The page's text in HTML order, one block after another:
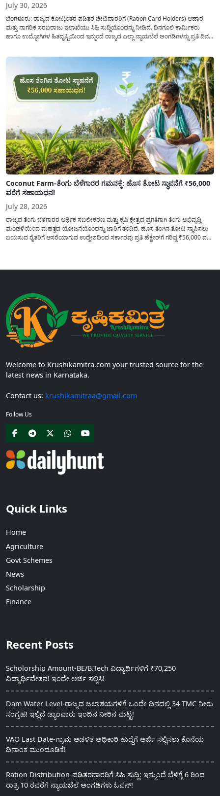
July 30, 2026
ಬೆಂಗಳೂರು: ರಾಜ್ಯದ ಕೋಟ್ಯಂತರ ಪಡಿತರ ಚೀಟಿದಾರರಿಗೆ (Ration Card Holders) ಆಹಾರ
ಮತ್ತು ನಾಗರಿಕ ಸರಬರಾಜು ಇಲಾಖೆಯು ಸಿಹಿ ಸುದ್ದಿಯೊಂದನ್ನು ನೀಡಿದೆ. ದಿನಗೂಲಿ ಕಾರ್ಮಿಕರು
ಹಾಗೂ ಉದ್ಯೋಗಿಗಳ ಹಿತದೃಷ್ಟಿಯಿಂದ ಇನ್ಮುಂದೆ ರಾಜ್ಯದ ಎಲ್ಲಾ ನ್ಯಾಯಬೆಲೆ ಅಂಗಡಿಗಳನ್ನು ಪ್ರತಿ ದಿನ
Coconut Farm-ತೆಂಗು ಬೆಳೆಗಾರರ ಗಮನಕ್ಕೆ: ಹೊಸ ತೋಟ ಸ್ಥಾಪನೆಗೆ ₹56,000
ವರೆಗೆ ಸಹಾಯಧನ!
July 28, 2026
ರಾಜ್ಯದ ತೆಂಗು ಬೆಳೆಗಾರರ ಆರ್ಥಿಕ ಸಬಲೀಕರಣ ಮತ್ತು ಕೃಷಿ ಕ್ಷೇತ್ರದ ಪ್ರಗತಿಗಾಗಿ ತೆಂಗು ಅಭಿವೃದ್ದಿ
ಮಂಡಳಿಯಿಂದ ಮಹತ್ವದ ಯೋಜನೆಯೊಂದನ್ನು ಜಾರಿಗೆ ತಂದಿದೆ. ಹೊಸ ತೆಂಗಿನ ತೋಟ ಸ್ಥಾಪಿಸಲು
ಬಯಸುವ ರೈತರಿಗೆ ಆಸರೆಯಾಗುವ ಉದ್ದೇಶದಿಂದ ಸರ್ಕಾರವು ಪ್ರತಿ ಹೆಕ್ಟೇರ್‌ಗೆ ಗರಿಷ್ಠ ₹56,000 ವರೆಗೆ
Welcome to Krushikamitra.com your trusted source for the
latest news in Karnataka.
Contact us: krushikamitraa@gmail.com
Follow Us
Quick Links
Home
Agriculture
Govt Schemes
News
Scholarship
Finance
Recent Posts
Scholorship Amount-BE/B.Tech ವಿದ್ಯಾರ್ಥಿಗಳಿಗೆ ₹70,250
ವಿದ್ಯಾರ್ಥಿವೇತನ! ಇಂದೇ ಅರ್ಜಿ ಸಲ್ಲಿಸಿ!
Dam Water Level-ರಾಜ್ಯದ ಜಲಾಶಯಗಳಿಗೆ ಒಂದೇ ದಿನದಲ್ಲಿ 34 TMC ನೀರು
ಸಂಗ್ರಹ! ಇಲ್ಲಿದೆ ಡ್ಯಾಂವಾರು ಇಂದಿನ ನೀರಿನ ಮಟ್ಟ!
VAO Last Date-ಗ್ರಾಮ ಆಡಳಿತ ಅಧಿಕಾರಿ ಹುದ್ದೆಗೆ ಅರ್ಜಿ ಸಲ್ಲಿಸಲು ಕೊನೆಯ
ದಿನಾಂಕ ಮುಂದೂಡಿಕೆ!
Ration Distribution-ಪಡಿತರದಾರರಿಗೆ ಸಿಹಿ ಸುದ್ದಿ: ಇನ್ಮುಂದೆ ಬೆಳಿಗ್ಗೆ 6 ರಿಂದ
ರಾತ್ರಿ 10 ರವರೆಗೆ ನ್ಯಾಯಬೆಲೆ ಅಂಗಡಿಗಳು ಓಪನ್!